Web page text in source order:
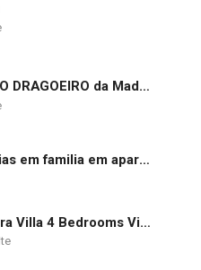
Casa de Férias O DRAGOEIRO da Madalena!
Casa Juju - Férias em familia em apartamento com piscina perto da praia
Luxury Vilamoura Villa 4 Bedrooms Villa Corvo Billiards Gym Great Golf Course Views